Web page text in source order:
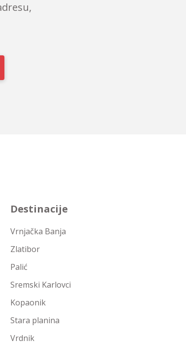
Destinacije
Vrnjačka Banja
Zlatibor
Palić
Sremski Karlovci
Kopaonik
Stara planina
Vrdnik